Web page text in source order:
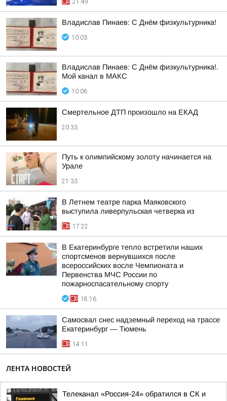
21:49
Владислав Пинаев: С Днём физкультурника!
10:03
Владислав Пинаев: С Днём физкультурника!.
Мой канал в МАКС
10:06
Смертельное ДТП произошло на ЕКАД
20:33
Путь к олимпийскому золоту начинается на
Урале
21:33
В Летнем театре парка Маяковского
выступила ливерпульская четверка из
17:22
В Екатеринбурге тепло встретили наших
спортсменов вернувшихся после
всероссийских восле Чемпионата и
Первенства МЧС России по
пожарноспасательному спорту
18:16
Самосвал снес надземный переход на трассе
Екатеринбург — Тюмень
14:11
ЛЕНТА НОВОСТЕЙ
Телеканал «Россия-24» обратился в СК и